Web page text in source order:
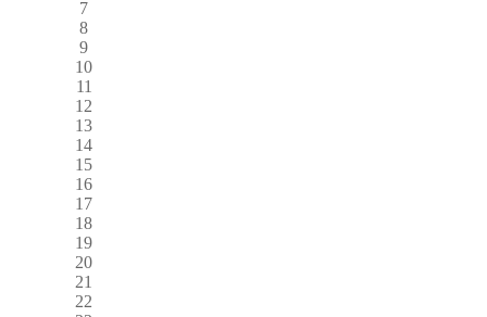
7
8
9
10
11
12
13
14
15
16
17
18
19
20
21
22